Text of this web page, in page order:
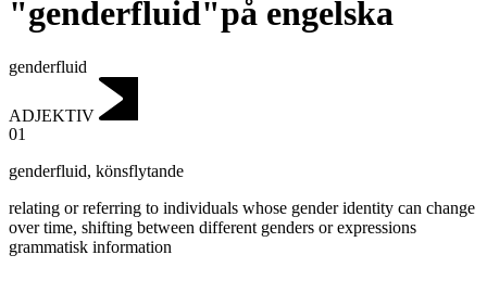
"genderfluid"på engelska
genderfluid
ADJEKTIV
01
genderfluid, könsflytande
relating or referring to individuals whose gender identity can change
over time, shifting between different genders or expressions
grammatisk information